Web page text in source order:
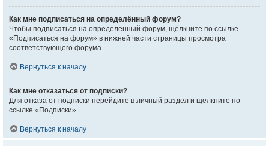
Как мне подписаться на определённый форум?
Чтобы подписаться на определённый форум, щёлкните по ссылке
«Подписаться на форум» в нижней части страницы просмотра
соответствующего форума.
Вернуться к началу
Как мне отказаться от подписки?
Для отказа от подписки перейдите в личный раздел и щёлкните по
ссылке «Подписки».
Вернуться к началу